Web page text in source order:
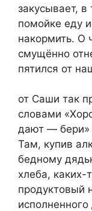
закусывает,
помойке еду
накормить. О
смущённо
пятился от
от Саши так
словами
дают — бери»
Там, купив
бедному
хлеба, каких-
продуктовый